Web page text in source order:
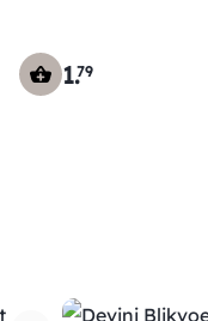
1.79